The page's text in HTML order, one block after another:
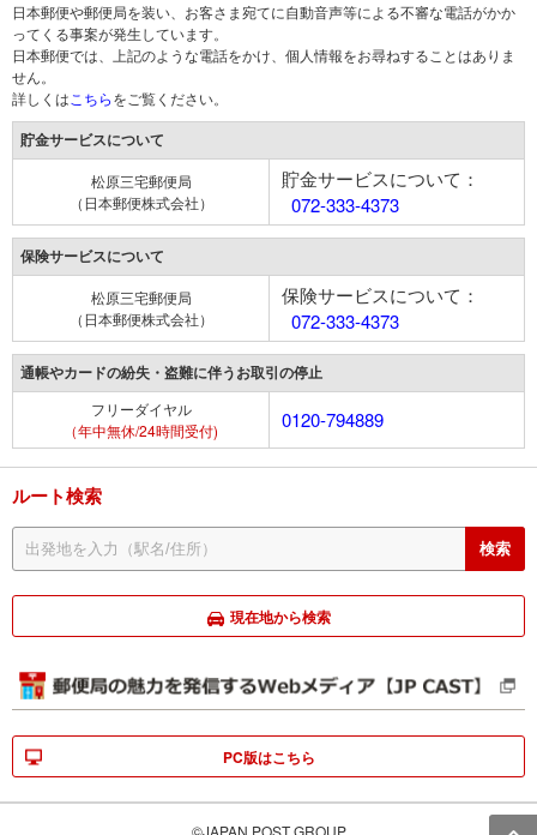
日本郵便や郵便局を装い、お客さま宛てに自動音声等による不審な電話がかか
ってくる事案が発生しています。
日本郵便では、上記のような電話をかけ、個人情報をお尋ねすることはありま
せん。
詳しくは こちらをご覧ください。
貯金サービスについて
松原三宅郵便局
（日本郵便株式会社）
貯金サービスについて：
072-333-4373
保険サービスについて
松原三宅郵便局
（日本郵便株式会社）
保険サービスについて：
072-333-4373
通帳やカードの紛失・盗難に伴うお取引の停止
フリーダイヤル
（年中無休/24時間受付)
0120-794889
ルート検索
現在地から検索
PC版はこちら